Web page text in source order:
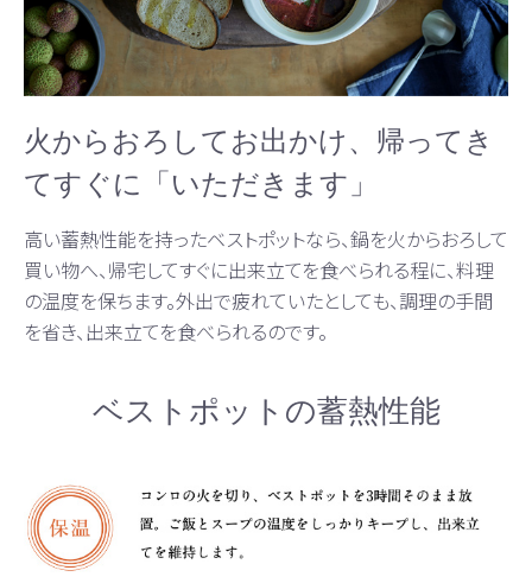
火からおろしてお出かけ、帰ってき
てすぐに「いただきます」
高い蓄熱性能を持ったベストポットなら、鍋を火からおろして
買い物へ、帰宅してすぐに出来立てを食べられる程に、料理
の温度を保ちます。外出で疲れていたとしても、調理の手間
を省き、出来立てを食べられるのです。
ベストポットの蓄熱性能